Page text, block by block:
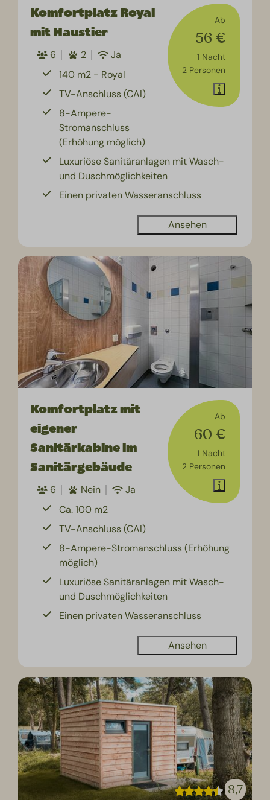
Ab
56 €
1 Nacht
2 Personen
Komfortplatz Royal
mit Haustier
6 2
Ja
140 m2 - Royal
TV-Anschluss (CAI)
8-Ampere-
Stromanschluss
(Erhöhung möglich)
Luxuriöse Sanitäranlagen mit Wasch-
und Duschmöglichkeiten
Einen privaten Wasseranschluss
Ansehen
Ab
60 €
1 Nacht
2 Personen
Komfortplatz mit
eigener
Sanitärkabine im
Sanitärgebäude
6 Nein
Ja
Ca. 100 m2
TV-Anschluss (CAI)
8-Ampere-Stromanschluss (Erhöhung
möglich)
Luxuriöse Sanitäranlagen mit Wasch-
und Duschmöglichkeiten
Einen privaten Wasseranschluss
Ansehen
8,7